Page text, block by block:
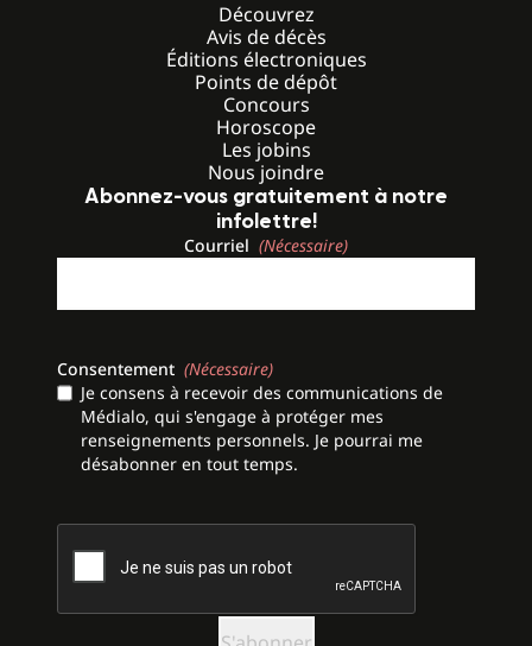
Découvrez
Avis de décès
Éditions électroniques
Points de dépôt
Concours
Horoscope
Les jobins
Nous joindre
Abonnez-vous gratuitement à notre
infolettre!
Courriel (Nécessaire)
Consentement (Nécessaire)
Je consens à recevoir des communications de
Médialo, qui s'engage à protéger mes
renseignements personnels. Je pourrai me
désabonner en tout temps.
CAPTCHA